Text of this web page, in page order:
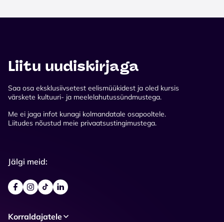
Liitu uudiskirjaga
Saa osa eksklusiivsetest eelismüükidest ja oled kursis
värskete kultuuri- ja meelelahutussündmustega.
Me ei jaga infot kunagi kolmandatale osapooltele.
Liitudes nõustud meie privaatsustingimustega.
Jälgi meid:
Korraldajatele